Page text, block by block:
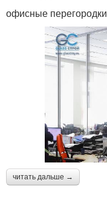
офисные перегородки
читать дальше →